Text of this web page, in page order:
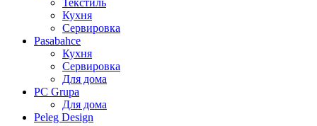
Текстиль
Кухня
Сервировка
Pasabahce
Кухня
Сервировка
Для дома
PC Grupa
Для дома
Peleg Design